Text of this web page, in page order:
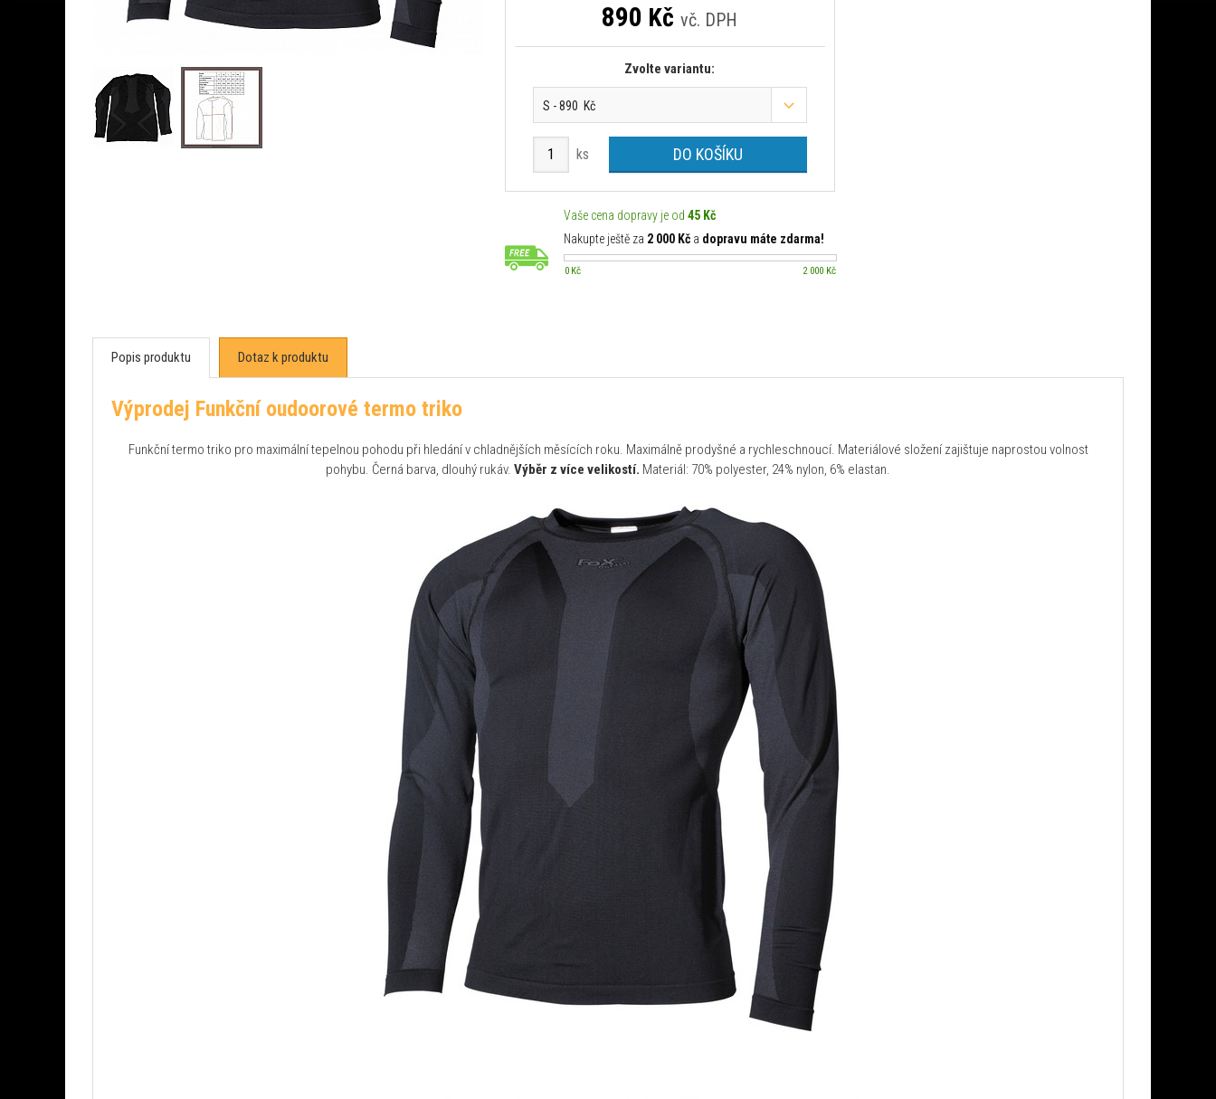
890 Kč vč. DPH
Zvolte variantu:
S - 890 Kč
ks DO KOŠÍKU
Vaše cena dopravy je od 45 Kč
Nakupte ještě za 2 000 Kča dopravu máte zdarma!
0 Kč 2 000 Kč
Popis produktu Dotaz k produktu
Výprodej Funkční oudoorové termo triko
Funkční termo triko pro maximální tepelnou pohodu při hledání v chladnějších měsících roku. Maximálně prodyšné a rychleschnoucí. Materiálové složení zajištuje naprostou volnost
pohybu. Černá barva, dlouhý rukáv. Výběr z více velikostí. Materiál: 70% polyester, 24% nylon, 6% elastan.